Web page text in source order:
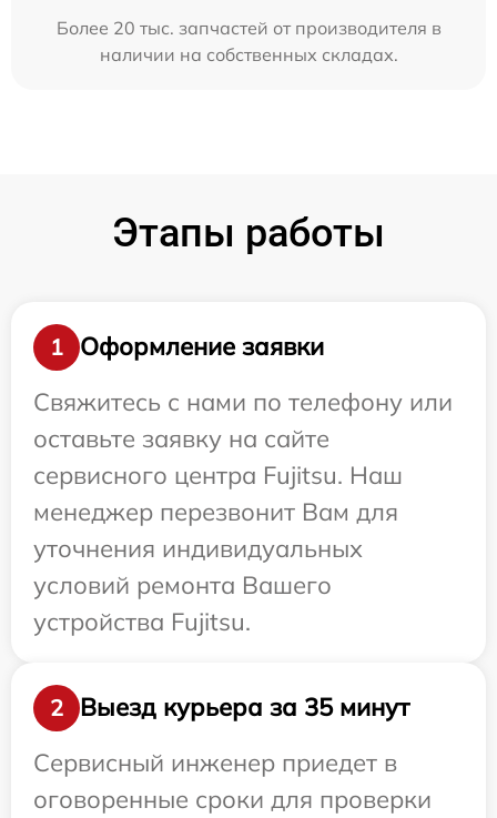
Более 20 тыс. запчастей от производителя в
наличии на собственных складах.
Этапы работы
1
Оформление заявки
Свяжитесь с нами по телефону или
оставьте заявку на сайте
сервисного центра Fujitsu. Наш
менеджер перезвонит Вам для
уточнения индивидуальных
условий ремонта Вашего
устройства Fujitsu.
2
Выезд курьера за 35 минут
Сервисный инженер приедет в
оговоренные сроки для проверки